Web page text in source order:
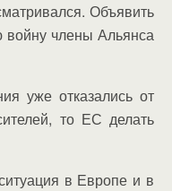
Объявить
войну члены Альянса
уже отказались от
то ЕС делать
в Европе и в